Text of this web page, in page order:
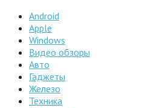
Android
Apple
Windows
Видео обзоры
Авто
Гаджеты
Железо
Техника